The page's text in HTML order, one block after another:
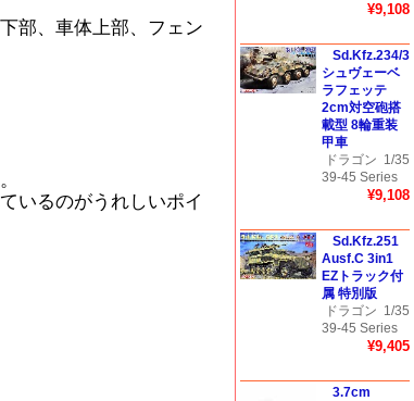
部、車体上部、フェン
いるのがうれしいポイ
¥9,108
Sd.Kfz.234/3
シュヴェーベ
ラフェッテ
2cm対空砲搭
載型 8輪重装
甲車
ドラゴン 1/35
39-45 Series
¥9,108
Sd.Kfz.251
Ausf.C 3in1
EZトラック付
属 特別版
ドラゴン 1/35
39-45 Series
¥9,405
3.7cm